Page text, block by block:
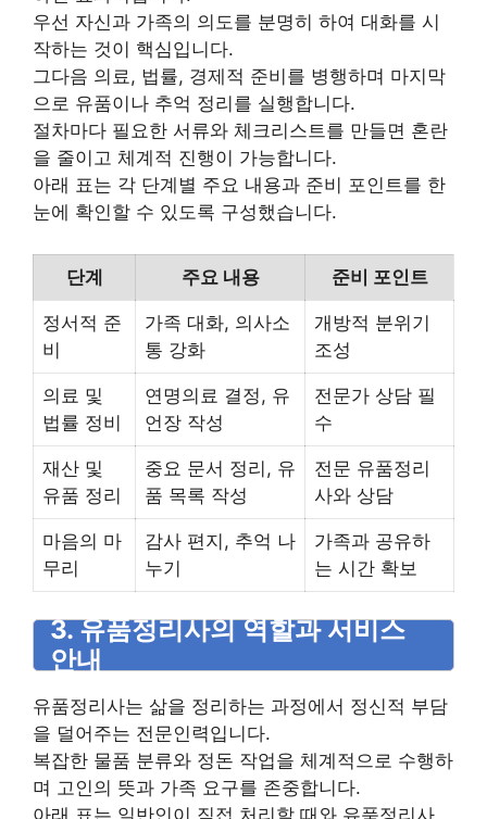
우선 자신과 가족의 의도를 분명히 하여 대화를 시
작하는 것이 핵심입니다.
그다음 의료, 법률, 경제적 준비를 병행하며 마지막
으로 유품이나 추억 정리를 실행합니다.
절차마다 필요한 서류와 체크리스트를 만들면 혼란
을 줄이고 체계적 진행이 가능합니다.
아래 표는 각 단계별 주요 내용과 준비 포인트를 한
눈에 확인할 수 있도록 구성했습니다.
단계 주요 내용 준비 포인트
정서적 준
비
가족 대화, 의사소
통 강화
개방적 분위기
조성
의료 및
법률 정비
연명의료 결정, 유
언장 작성
전문가 상담 필
수
재산 및
유품 정리
중요 문서 정리, 유
품 목록 작성
전문 유품정리
사와 상담
마음의 마
무리
감사 편지, 추억 나
누기
가족과 공유하
는 시간 확보
3. 유품정리사의 역할과 서비스
안내
유품정리사는 삶을 정리하는 과정에서 정신적 부담
을 덜어주는 전문인력입니다.
복잡한 물품 분류와 정돈 작업을 체계적으로 수행하
며 고인의 뜻과 가족 요구를 존중합니다.
아래 표는 일반인이 직접 처리할 때와 유품정리사